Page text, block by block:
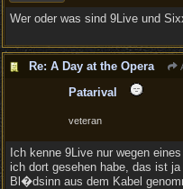
Wer oder was sind 9Live und
Re: A Day at the Opera
Patarival
veteran
Ich kenne 9Live nur wegen
ich dort gesehen habe, das ist
Bl�dsinn aus dem Kabel